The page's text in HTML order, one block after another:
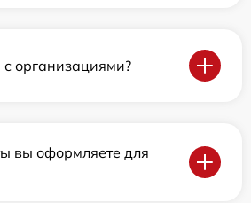
с организациями?
вы оформляете для